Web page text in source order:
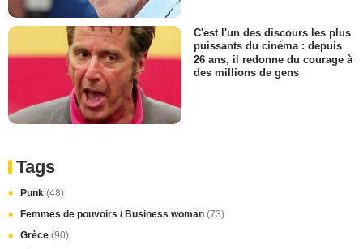
C'est l'un des discours les plus
puissants du cinéma : depuis
26 ans, il redonne du courage à
des millions de gens
Tags
Punk (48)
Femmes de pouvoirs / Business woman (73)
Grèce (90)